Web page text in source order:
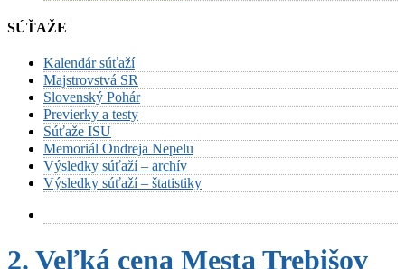
SÚŤAŽE
Kalendár súťaží
Majstrovstvá SR
Slovenský Pohár
Previerky a testy
Súťaže ISU
Memoriál Ondreja Nepelu
Výsledky súťaží – archív
Výsledky súťaží – štatistiky
2. Veľká cena Mesta Trebišov